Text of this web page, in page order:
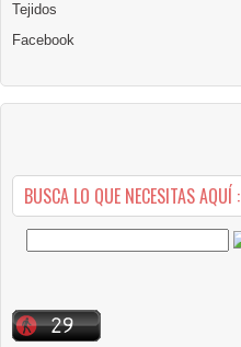
Tejidos
Facebook
BUSCA LO QUE NECESITAS AQUÍ :